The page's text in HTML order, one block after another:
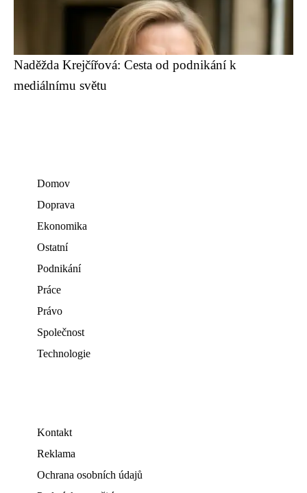
Naděžda Krejčířová: Cesta od podnikání k
mediálnímu světu
Domov
Doprava
Ekonomika
Ostatní
Podnikání
Práce
Právo
Společnost
Technologie
Kontakt
Reklama
Ochrana osobních údajů